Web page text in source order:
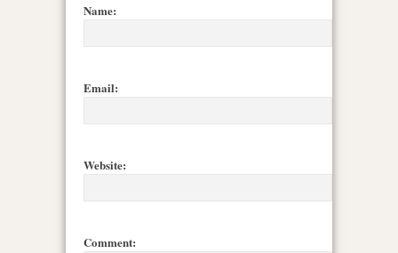
Name:
Email:
Website:
Comment: